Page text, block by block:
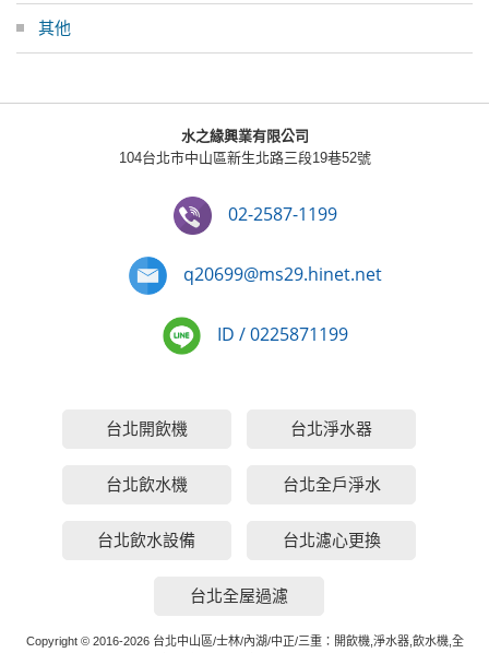
其他
水之緣興業有限公司
104台北市中山區新生北路三段19巷52號
02-2587-1199
q20699@ms29.hinet.net
ID / 0225871199
台北開飲機 台北淨水器
台北飲水機 台北全戶淨水
台北飲水設備 台北濾心更換
台北全屋過濾
Copyright © 2016-2026 台北中山區/士林/內湖/中正/三重：開飲機,淨水器,飲水機,全